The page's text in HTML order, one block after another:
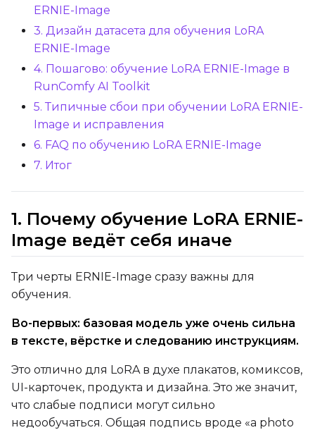
Weight Decay
Weighted
Timestep Bias
Loss Type
EMA (Exponential Moving
Toggle Cache Text
Cache Text
Regularization
Differential
Differential Output
Blank Prompt
Blank Prompt
ERNIE-Image
3. Дизайн датасета для обучения LoRA
ERNIE-Image
4. Пошагово: обучение LoRA ERNIE-Image в
RunComfy AI Toolkit
5. Типичные сбои при обучении LoRA ERNIE-
Image и исправления
6. FAQ по обучению LoRA ERNIE-Image
7. Итог
1. Почему обучение LoRA ERNIE-
Image ведёт себя иначе
Три черты ERNIE-Image сразу важны для
обучения.
Во-первых: базовая модель уже очень сильна
в тексте, вёрстке и следованию инструкциям.
Это отлично для LoRA в духе плакатов, комиксов,
UI-карточек, продукта и дизайна. Это же значит,
что слабые подписи могут сильно
недообучаться. Общая подпись вроде «a photo